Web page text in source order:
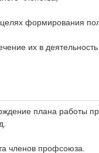
формирования
их в
плана работы
членов профсоюза.